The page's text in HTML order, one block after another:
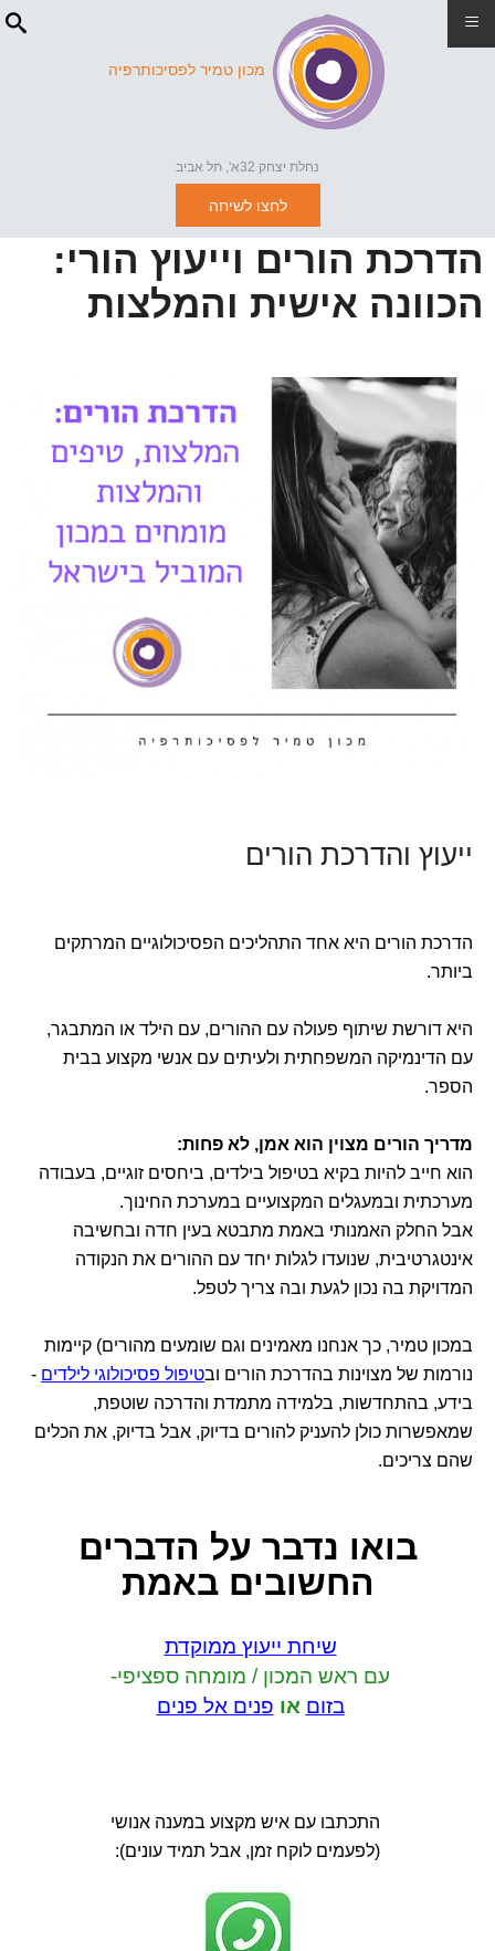
מכון טמיר לפסיכותרפיה
נחלת יצחק 32א', תל אביב
לחצו לשיחה
הדרכת הורים וייעוץ הורי:
הכוונה אישית והמלצות
ייעוץ והדרכת הורים
הדרכת הורים היא אחד התהליכים הפסיכולוגיים המרתקים
ביותר.
היא דורשת שיתוף פעולה עם ההורים, עם הילד או המתבגר,
עם הדינמיקה המשפחתית ולעיתים עם אנשי מקצוע בבית
הספר.
מדריך הורים מצוין הוא אמן, לא פחות:
הוא חייב להיות בקיא בטיפול בילדים, ביחסים זוגיים, בעבודה
מערכתית ובמעגלים המקצועיים במערכת החינוך.
אבל החלק האמנותי באמת מתבטא בעין חדה ובחשיבה
אינטגרטיבית, שנועדו לגלות יחד עם ההורים את הנקודה
המדויקת בה נכון לגעת ובה צריך לטפל.
במכון טמיר, כך אנחנו מאמינים וגם שומעים מהורים) קיימות
נורמות של מצוינות בהדרכת הורים ובטיפול פסיכולוגי לילדים -
בידע, בהתחדשות, בלמידה מתמדת והדרכה שוטפת,
שמאפשרות כולן להעניק להורים בדיוק, אבל בדיוק, את הכלים
שהם צריכים.
בואו נדבר על הדברים
החשובים באמת
שיחת ייעוץ ממוקדת
עם ראש המכון / מומחה ספציפי-
בזום או פנים אל פנים
התכתבו עם איש מקצוע במענה אנושי
(לפעמים לוקח זמן, אבל תמיד עונים):
≡